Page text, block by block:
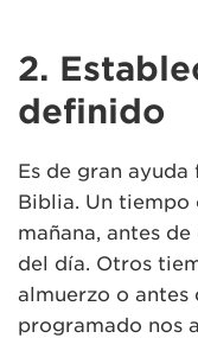
2.
definido
Es de gran
Biblia. Un tiempo
mañana, antes
del día. Otros
almuerzo o antes
programado nos